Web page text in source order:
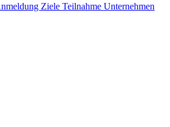
Ziele Teilnahme Unternehmen